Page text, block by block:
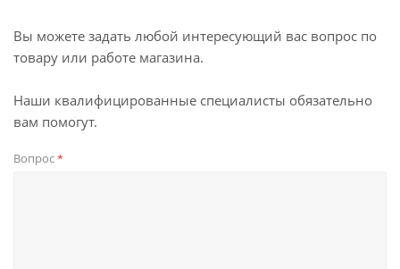
Вы можете задать любой интересующий вас вопрос по
товару или работе магазина.
Наши квалифицированные специалисты обязательно
вам помогут.
Вопрос*